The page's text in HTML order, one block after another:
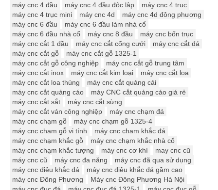
máy cnc 4 đầu
máy cnc 4 đầu độc lập
máy cnc 4 trục
máy cnc 4 trục mini
máy cnc 4d
máy cnc 4d đông phương
máy cnc 6 đầu
máy cnc 6 đầu làm nhà cổ
máy cnc 6 đầu nhà cổ
máy cnc 8 đầu
máy cnc bốn trục
máy cnc cắt 1 đầu
máy cnc cắt cổng cưới
máy cnc cắt đá
máy cnc cắt gỗ
máy cnc cắt gỗ 1325-1
máy cnc cắt gỗ công nghiệp
máy cnc cắt gỗ trung tâm
máy cnc cắt inox
máy cnc cắt kim loại
máy cnc cắt loa
máy cnc cắt loa thùng
máy cnc cắt quảng cái
máy cnc cắt quảng cáo
máy CNC cắt quảng cáo giá rẻ
máy cnc cắt sắt
máy cnc cắt sừng
máy cnc cắt ván công nghiệp
máy cnc chạm đá
máy cnc chạm gỗ
máy cnc chạm gỗ 1325-4
máy cnc chạm gỗ vi tính
máy cnc chạm khắc đá
máy cnc chạm khắc gỗ
máy cnc chạm khắc nhà cổ
máy cnc chạm khắc tượng
máy cnc cơ khí
may cnc cũ
máy cnc cũ
máy cnc đa năng
máy cnc đã qua sử dụng
máy cnc điêu khắc đá
máy cnc điêu khắc đá gầm cao
máy cnc Đông Phương
Máy cnc Đông Phương Hà Nội